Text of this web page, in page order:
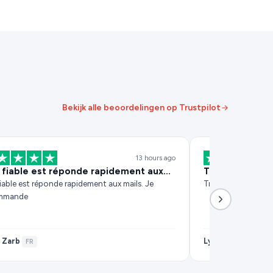
Bekijk alle beoordelingen op Trustpilot
13 hours ago
fiable est réponde rapidement aux…
est réponde rapidement aux mails. Je
Zarb· FR
Très satisfaits
Très satisfaits
Lyes Ghilas